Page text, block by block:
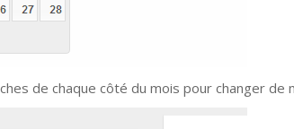
de chaque côté du mois pour changer de